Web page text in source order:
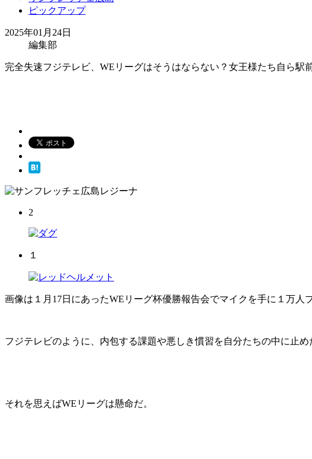
ピックアップ
2025年01月24日
編集部
完全失速フジテレビ、WEリーグはそうはならない？女王様たち自ら
2
１
画像は１月17日にあったWEリーグ杯優勝報告会でマイクを手に１万
フジテレビのように、内包する課題や悪しき慣習を自分たちの中に止
それを思えばWEリーグは懸命だ。